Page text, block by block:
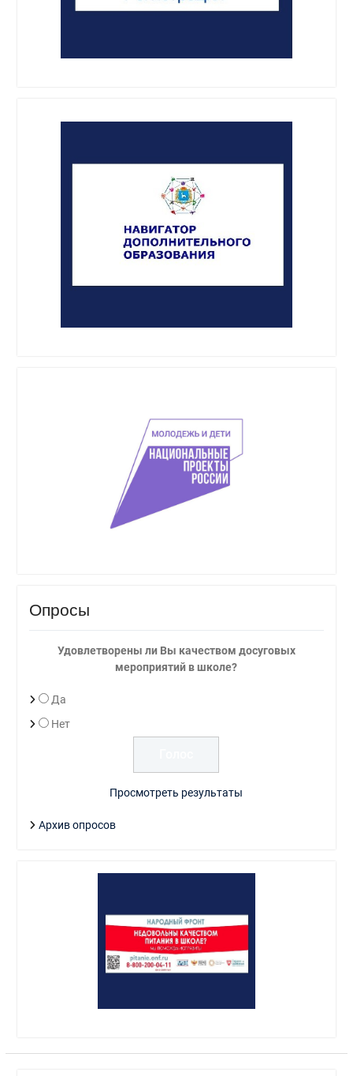
Опросы
Удовлетворены ли Вы качеством досуговых
мероприятий в школе?
Да
Нет
Просмотреть результаты
Архив опросов